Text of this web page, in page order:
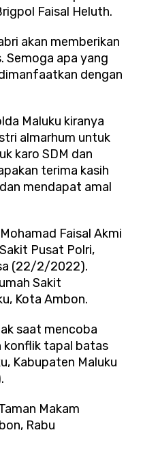
Faisal Heluth.
akan memberikan
Semoga apa yang
dengan
Maluku kiranya
almarhum untuk
karo SDM dan
terima kasih
mendapat amal
Faisal Akmi
Pusat Polri,
(22/2/2022).
Sakit
Kota Ambon.
saat mencoba
konflik tapal batas
Kabupaten Maluku
Makam
Rabu